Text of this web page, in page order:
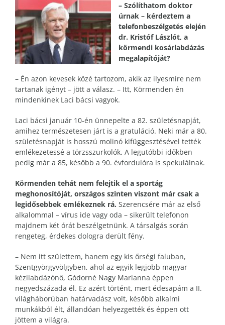
– Szólíthatom doktor
úrnak – kérdeztem a
telefonbeszélgetés elején
dr. Kristóf Lászlót, a
körmendi kosárlabdázás
megalapítóját?
– Én azon kevesek közé tartozom, akik az ilyesmire nem
tartanak igényt – jött a válasz. – Itt, Körmenden én
mindenkinek Laci bácsi vagyok.
Laci bácsi január 10-én ünnepelte a 82. születésnapját,
amihez természetesen járt is a gratuláció. Neki már a 80.
születésnapját is hosszú molinó kifüggesztésével tették
emlékezetessé a törzsszurkolók. A legutóbbi időkben
pedig már a 85, később a 90. évfordulóra is spekulálnak.
Körmenden tehát nem felejtik el a sportág
meghonosítóját, országos szinten viszont már csak a
legidősebbek emlékeznek rá. Szerencsére már az első
alkalommal – vírus ide vagy oda – sikerült telefonon
majdnem két órát beszélgetnünk. A társalgás során
rengeteg, érdekes dologra derült fény.
– Nem itt születtem, hanem egy kis őrségi faluban,
Szentgyörgyvölgyben, ahol az egyik legjobb magyar
kézilabdázónő, Gódorné Nagy Marianna éppen
negyedszázada él. Ez azért történt, mert édesapám a II.
világháborúban határvadász volt, később alkalmi
munkákból élt, állandóan helyezgették és éppen ott
jöttem a világra.